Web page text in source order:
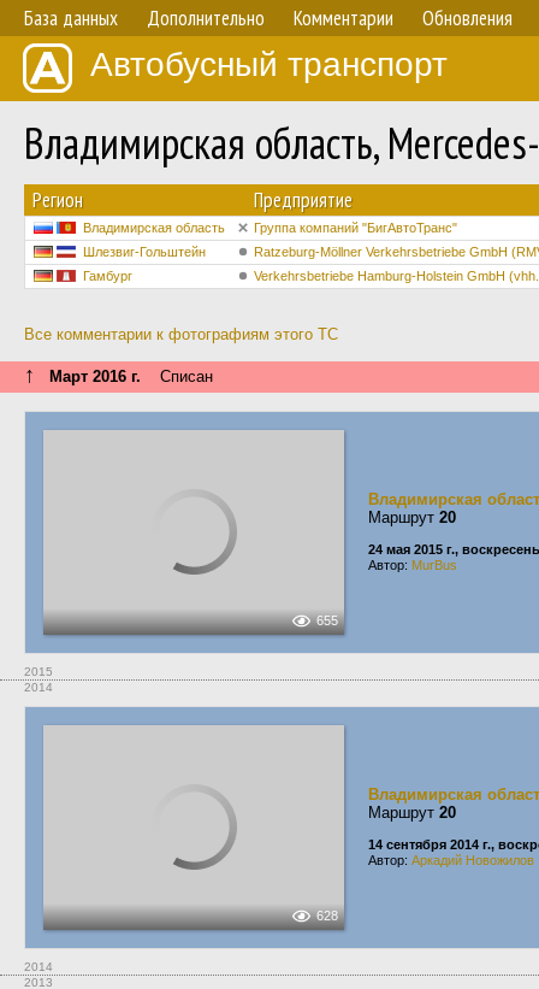
База данных Дополнительно Комментарии Обновления
Автобусный транспорт
Владимирская область,
Регион Предприятие
Владимирская область
Группа компаний "БигАвтоТранс"
Шлезвиг-Гольштейн
Ratzeburg-Möllner Verkehrsbetriebe GmbH
Гамбург
Verkehrsbetriebe Hamburg-Holstein GmbH
Все комментарии к фотографиям этого ТС
↑ Март 2016 г. Списан
655
Владимирская
Маршрут 20
24 мая 2015 г.,
Автор: MurBus
2015
2014
628
Владимирская
Маршрут 20
14 сентября 2014 г.,
Автор: Аркадий Новожилов
2014
2013